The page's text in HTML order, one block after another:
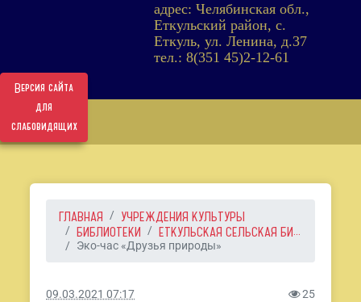
Версия сайта
для
слабовидящих
адрес: Челябинская обл.,
Еткульский район, с.
Еткуль, ул. Ленина, д.37
тел.: 8(351 45)2-12-61
ГЛАВНАЯ
УЧРЕЖДЕНИЯ КУЛЬТУРЫ
БИБЛИОТЕКИ
ЕТКУЛЬСКАЯ СЕЛЬСКАЯ БИ...
Эко-час «Друзья природы»
09.03.2021 07:17 25